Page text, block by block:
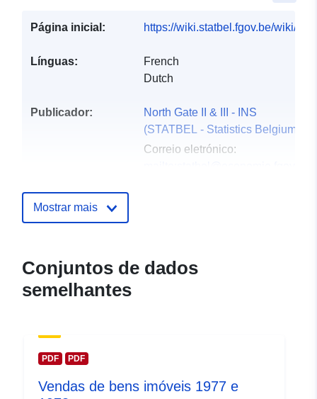
Página inicial: https://wiki.statbel.fgov.be/wiki/
Línguas:
French
Dutch
Publicador:
North Gate II & III - INS
(STATBEL - Statistics Belgium)
Correio eletrónico:
Correio eletrónico:
Mostrar mais
Conjuntos de dados
semelhantes
PDF PDF
Vendas de bens imóveis 1977 e